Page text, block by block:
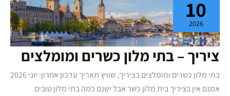
10
2026
ציריך – בתי מלון כשרים ומומלצים
בתי מלון כשרים ומומלצים בציריך, שוויץ תאריך עדכון אחרון: יוני 2026
אמנם אין בציריך בית מלון כשר אבל ישנם כמה בתי מלון טובים
בתי
מלון
כשרים
ומומלצים